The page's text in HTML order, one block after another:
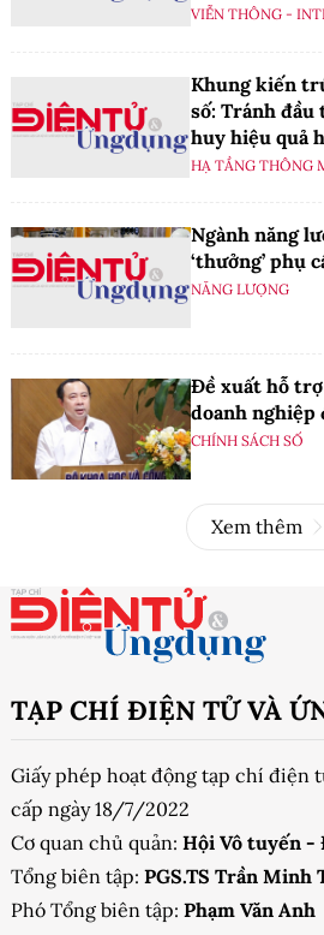
VIỄN THÔNG -
Khung kiến
số: Tránh đầu
huy hiệu quả
HẠ TẦNG THÔNG
Ngành năng
‘thưởng’ phụ
NĂNG LƯỢNG
Đề xuất hỗ trợ
doanh nghiệp
CHÍNH SÁCH SỐ
Xem thêm
TẠP CHÍ ĐIỆN TỬ VÀ
Giấy phép hoạt động tạp chí điện
cấp ngày 18/7/2022
Cơ quan chủ quản: Hội Vô tuyến -
Tổng biên tập: PGS.TS Trần Minh
Phó Tổng biên tập: Phạm Văn Anh